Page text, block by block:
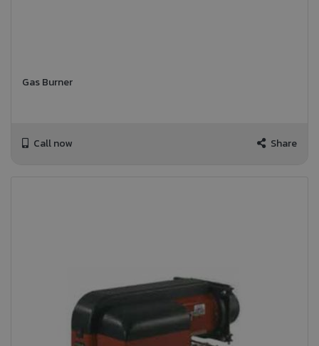
Gas Burner
Call now Share